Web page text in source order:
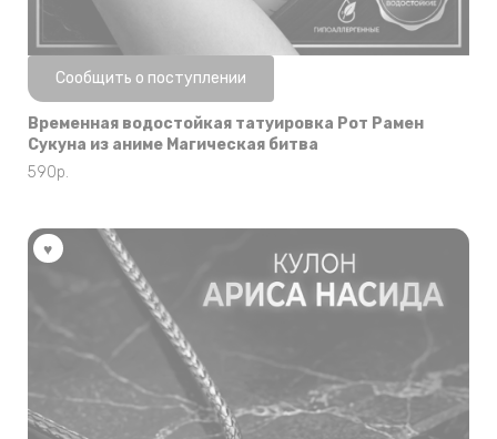
Нет в наличии
Сообщить о поступлении
Временная водостойкая татуировка Рот Рамен
Сукуна из аниме Магическая битва
590р.